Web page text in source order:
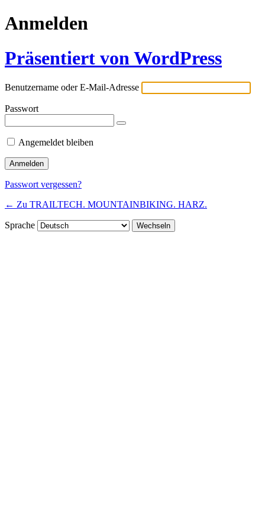
Anmelden
Präsentiert von WordPress
Benutzername oder E-Mail-Adresse
Passwort
Angemeldet bleiben
Passwort vergessen?
← Zu TRAILTECH. MOUNTAINBIKING. HARZ.
Sprache